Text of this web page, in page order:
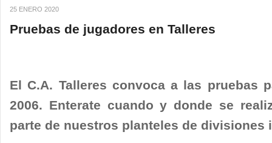
25 ENERO 2020
Pruebas de jugadores en Talleres
El C.A. Talleres convoca a las pruebas
2006. Enterate cuando y donde se
parte de nuestros planteles de divisiones